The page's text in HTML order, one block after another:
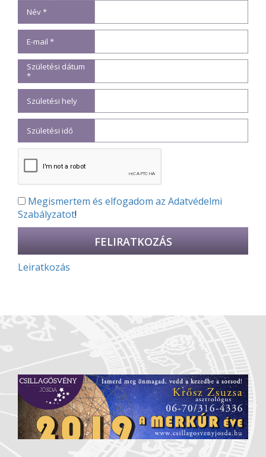
Név *
E-mail *
Születési dátum
*
Születési hely
Születési idő
Megismertem és elfogadom az Adatvédelmi
Szabályzatot!
Leiratkozás